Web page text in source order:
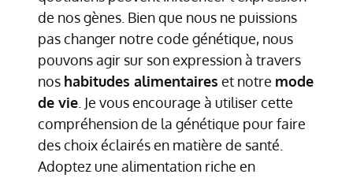
de nos gènes. Bien que nous ne puissions
pas changer notre code génétique, nous
pouvons agir sur son expression à travers
nos habitudes alimentaires et notre mode
de vie . Je vous encourage à utiliser cette
compréhension de la génétique pour faire
des choix éclairés en matière de santé.
Adoptez une alimentation riche en